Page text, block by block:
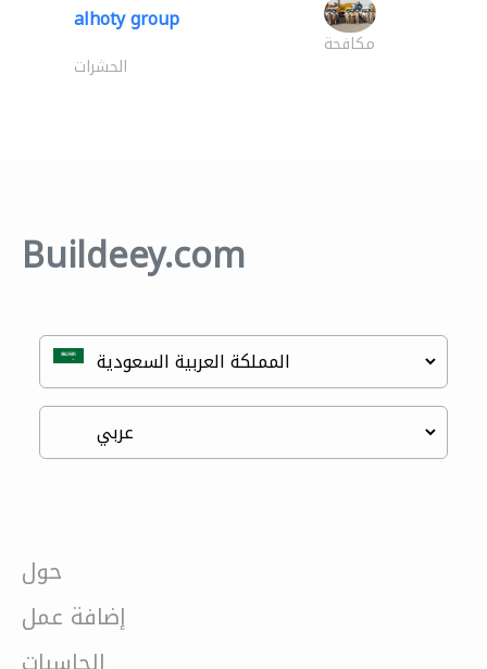
alhoty group
مكافحة
الحشرات
Buildeey.com
حول
إضافة عمل